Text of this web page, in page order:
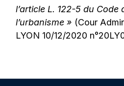
l’article L. 122-5 du Code
l’urbanisme » (Cour
LYON 10/12/2020